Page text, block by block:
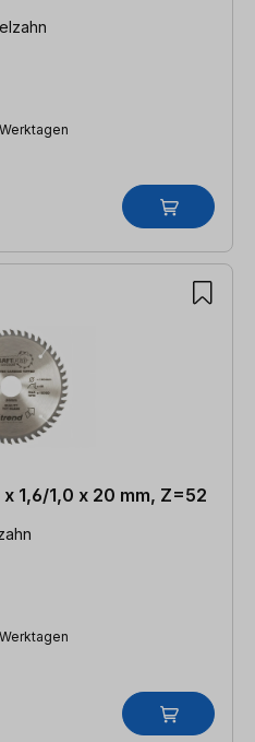
1,6/1,0 x 20 mm, Z=52